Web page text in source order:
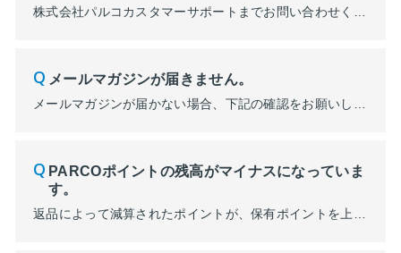
メールマガジンが届きません。
PARCOポイントの残高がマイナスになっていま
す。